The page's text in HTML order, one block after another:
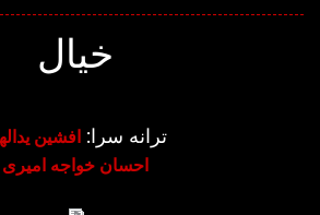
خیال
ترانه سرا:افشین
احسان خواجه امیری